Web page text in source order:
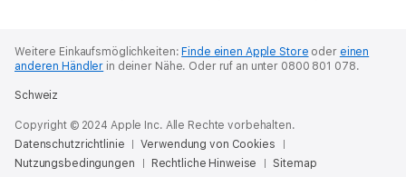
Weitere Einkaufsmöglichkeiten:Finde einen Apple Store oder einen
anderen Händler in deiner Nähe. Oder ruf an unter 0800 801 078.
Schweiz
Copyright © 2024 Apple Inc. Alle Rechte vorbehalten.
Datenschutzrichtlinie
Verwendung von Cookies
Nutzungsbedingungen
Rechtliche Hinweise Sitemap